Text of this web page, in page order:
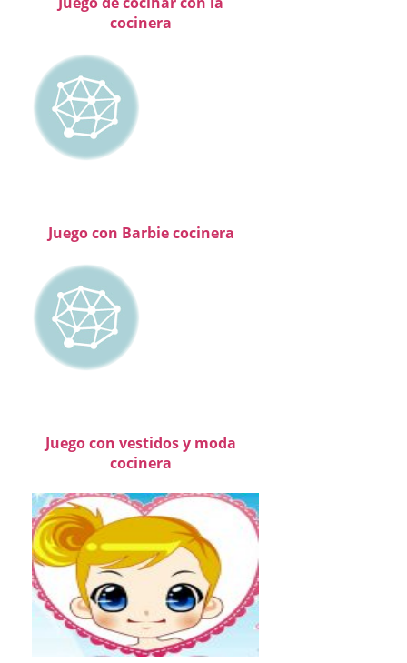
cocinera
Juego con Barbie cocinera
Juego con vestidos y moda
cocinera